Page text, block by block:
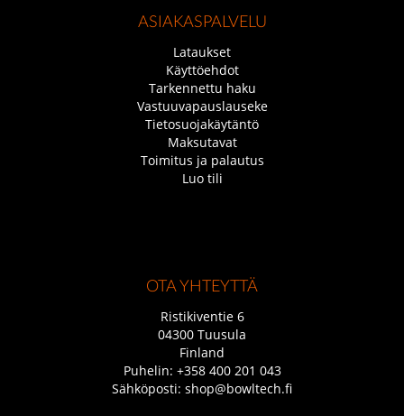
ASIAKASPALVELU
Lataukset
Käyttöehdot
Tarkennettu haku
Vastuuvapauslauseke
Tietosuojakäytäntö
Maksutavat
Toimitus ja palautus
Luo tili
OTA YHTEYTTÄ
Ristikiventie 6
04300 Tuusula
Finland
Puhelin: +358 400 201 043
Sähköposti: shop@bowltech.fi